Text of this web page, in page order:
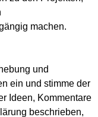
machen.
und
ein und stimme der
Ideen, Kommentare
beschrieben,